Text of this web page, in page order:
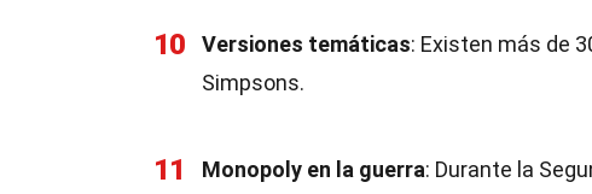
10 Versiones temáticas: Existen más de
Simpsons.
11 Monopoly en la guerra: Durante la